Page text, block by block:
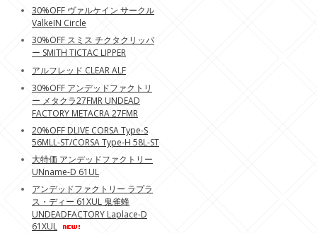
30%OFF ヴァルケイン サークル
ValkeIN Circle
30%OFF スミス チクタクリッパ
ー SMITH TICTAC LIPPER
アルフレッド CLEAR ALF
30%OFF アンデッドファクトリ
ー メタクラ27FMR UNDEAD
FACTORY METACRA 27FMR
20%OFF DLIVE CORSA Type-S
56MLL-ST/CORSA Type-H 58L-ST
大特価 アンデッドファクトリー
UNname-D 61UL
アンデッドファクトリー ラプラ
ス・ディー 61XUL 鬼雀蜂
UNDEADFACTORY Laplace-D
61XUL